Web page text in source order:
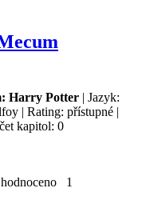
Harry Potter | Jazyk:
| Rating: přístupné |
kapitol: 0
1